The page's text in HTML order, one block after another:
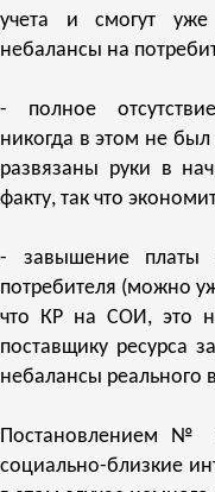
учета и смогут уже
небалансы на
- полное
никогда в этом не
развязаны руки в
факту, так что
- завышение платы
потребителя (можно
что КР на СОИ, это
поставщику ресурса
небалансы реального
Постановлением №
социально-близкие